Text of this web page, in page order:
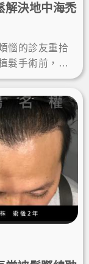
解決地中海禿
惱的診友重拾
髮手術前，選
，才能擁有最